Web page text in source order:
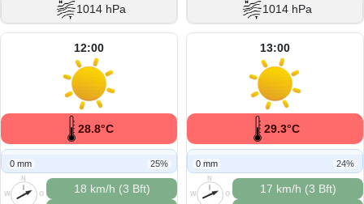
1014 hPa 1014 hPa
12:00
28.8°C
0 mm 25%
N
O
W
18 km/h (3 Bft)
13:00
29.3°C
0 mm 24%
N
O
W
17 km/h (3 Bft)